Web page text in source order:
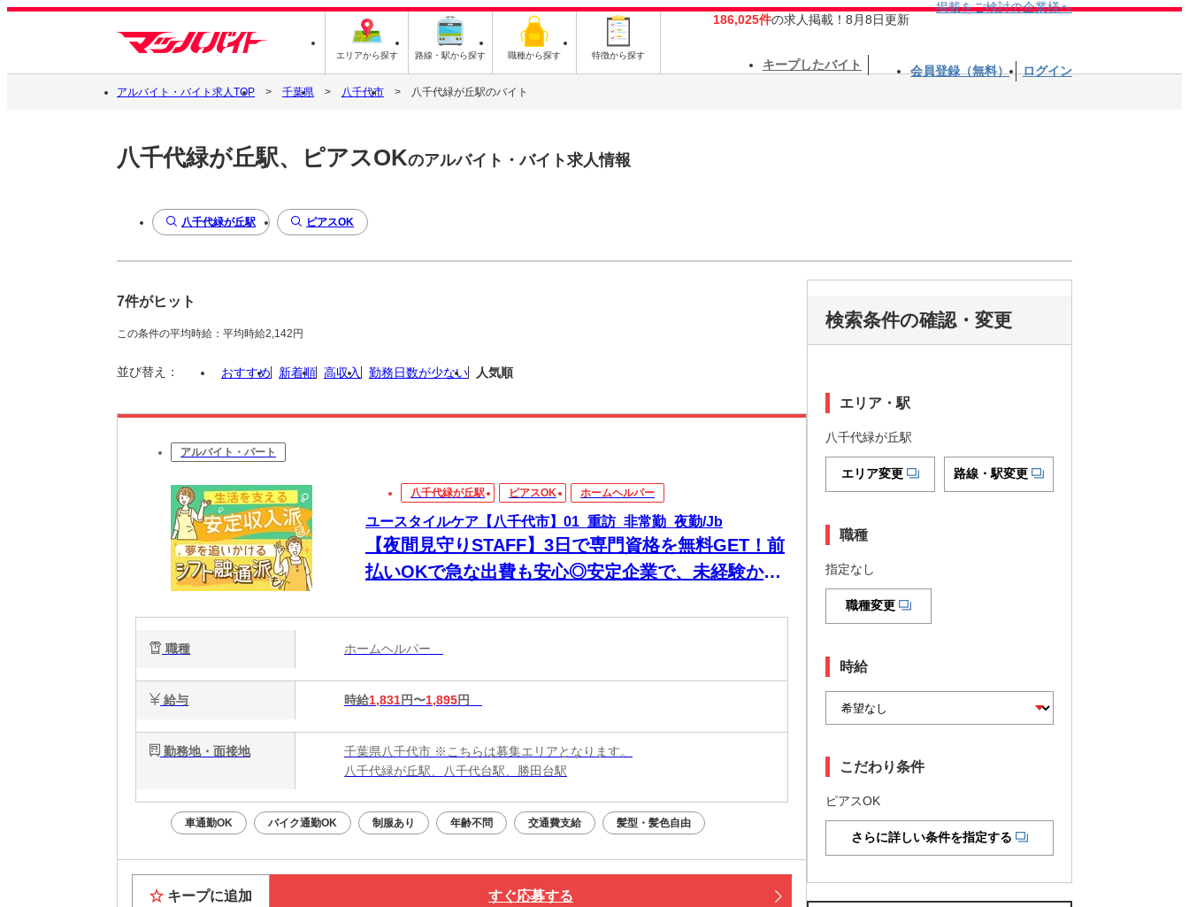
エリアから探す 路線・駅から探す 職種から探す 特徴から探す
186,025件の求人掲載！8月8日更新
掲載をご検討の企業様へ
キープしたバイト 会員登録（無料） ログイン
アルバイト・バイト求人TOP 千葉県 八千代市 八千代緑が丘駅のバイト
八千代緑が丘駅、ピアスOKのアルバイト・バイト求人情報
八千代緑が丘駅 ピアスOK
7件がヒット
この条件の平均時給：平均時給2,142円
並び替え： おすすめ 新着順 高収入 勤務日数が少ない 人気順
アルバイト・パート
八千代緑が丘駅 ピアスOK ホームヘルパー
ユースタイルケア【八千代市】01_重訪_非常勤_夜勤/Jb
【夜間見守りSTAFF】3日で専門資格を無料GET！前
払いOKで急な出費も安心◎安定企業で、未経験から
職種 ホームヘルパー
給与 時給1,831円〜1,895円
勤務地・面接地
千葉県八千代市 ※こちらは募集エリアとなります。
八千代緑が丘駅、八千代台駅、勝田台駅
車通勤OK バイク通勤OK 制服あり 年齢不問 交通費支給 髪型・髪色自由
キープに追加 すぐ応募する
検索条件の確認・変更
エリア・駅
八千代緑が丘駅
エリア変更 路線・駅変更
職種
指定なし
職種変更
時給
こだわり条件
ピアスOK
さらに詳しい条件を指定する